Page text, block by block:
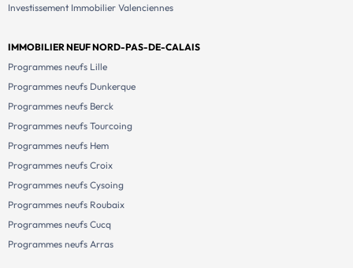
Investissement Immobilier Valenciennes
IMMOBILIER NEUF NORD-PAS-DE-CALAIS
Programmes neufs Lille
Programmes neufs Dunkerque
Programmes neufs Berck
Programmes neufs Tourcoing
Programmes neufs Hem
Programmes neufs Croix
Programmes neufs Cysoing
Programmes neufs Roubaix
Programmes neufs Cucq
Programmes neufs Arras